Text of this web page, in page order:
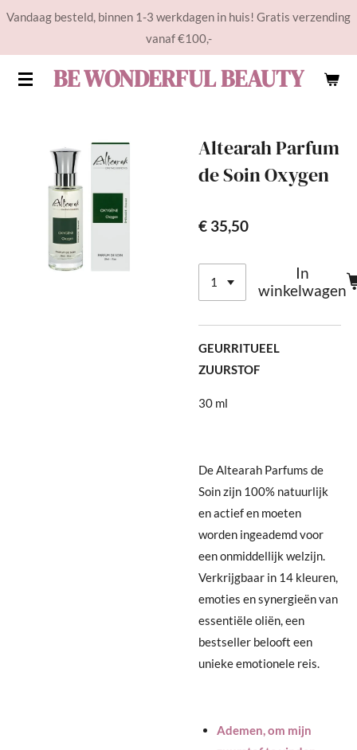
Ga
de
BE WONDERFUL BEAUTY
Vandaag besteld, binnen 1-3 werkdagen in huis! Gratis verzending
vanaf €100,-
Altearah Parfum
de Soin Oxygen
€ 35,50
In
winkelwagen
GEURRITUEEL
ZUURSTOF
30 ml
De Altearah Parfums de
Soin zijn 100% natuurlijk
en actief en moeten
worden ingeademd voor
een onmiddellijk welzijn.
Verkrijgbaar in 14 kleuren,
emoties en synergieën van
essentiële oliën, een
bestseller belooft een
unieke emotionele reis.
Ademen, om mijn